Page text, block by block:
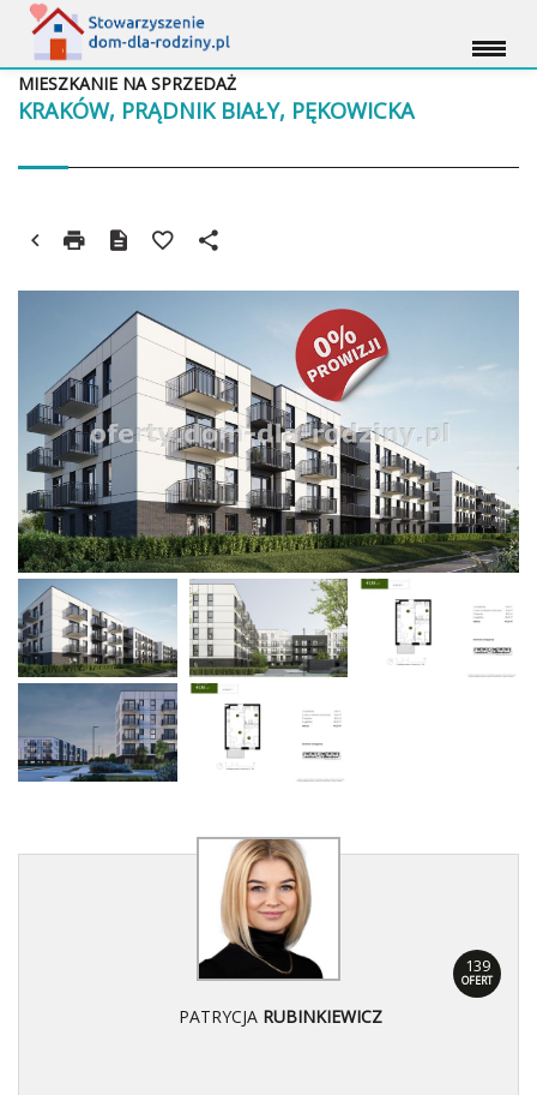
KRAKÓW, PRĄDNIK BIAŁY, PĘKOWICKA
MIESZKANIE NA SPRZEDAŻ
139
OFERT
PATRYCJA RUBINKIEWICZ